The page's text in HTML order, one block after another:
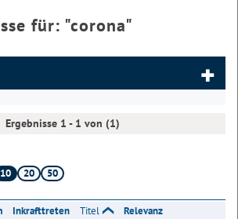
für: "corona"
Ergebnisse 1 - 1 von (1)
10 20 50
Inkrafttreten Titel Relevanz